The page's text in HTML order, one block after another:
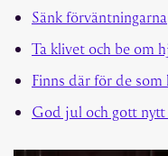
Sänk förväntningarna
Ta klivet och be om
Finns där för de
God jul och gott nytt